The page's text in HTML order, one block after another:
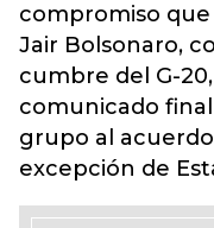
compromiso
Jair Bolsonaro,
cumbre del G-
comunicado
grupo al
excepción de